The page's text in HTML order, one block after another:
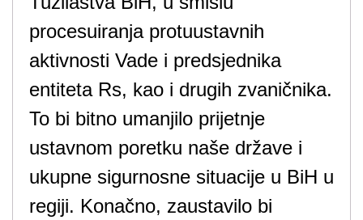
procesuiranja protuustavnih
aktivnosti Vade i predsjednika
entiteta Rs, kao i drugih zvaničnika.
To bi bitno umanjilo prijetnje
ustavnom poretku naše države i
ukupne sigurnosne situacije u BiH u
regiji. Konačno, zaustavilo bi